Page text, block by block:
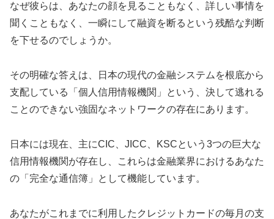
なぜ彼らは、あなたの顔を見ることもなく、詳しい事情を
聞くこともなく、一瞬にして融資を断るという残酷な判断
を下せるのでしょうか。
その明確な答えは、日本の現代の金融システムを根底から
支配している「個人信用情報機関」という、決して逃れる
ことのできない強固なネットワークの存在にあります。
日本には現在、主にCIC、JICC、KSCという3つの巨大な
信用情報機関が存在し、これらは金融業界におけるあなた
の「完全な通信簿」として機能しています。
あなたがこれまでに利用したクレジットカードの毎月の支